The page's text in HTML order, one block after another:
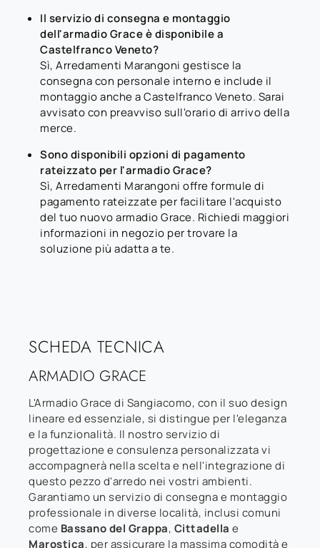
Il servizio di consegna e montaggio
dell'armadio Grace è disponibile a
Castelfranco Veneto?
Sì, Arredamenti Marangoni gestisce la
consegna con personale interno e include il
montaggio anche a Castelfranco Veneto. Sarai
avvisato con preavviso sull'orario di arrivo della
merce.
Sono disponibili opzioni di pagamento
rateizzato per l'armadio Grace?
Sì, Arredamenti Marangoni offre formule di
pagamento rateizzate per facilitare l'acquisto
del tuo nuovo armadio Grace. Richiedi maggiori
informazioni in negozio per trovare la
soluzione più adatta a te.
SCHEDA TECNICA
ARMADIO GRACE
L'Armadio Grace di Sangiacomo, con il suo design
lineare ed essenziale, si distingue per l'eleganza
e la funzionalità. Il nostro servizio di
progettazione e consulenza personalizzata vi
accompagnerà nella scelta e nell'integrazione di
questo pezzo d'arredo nei vostri ambienti.
Garantiamo un servizio di consegna e montaggio
professionale in diverse località, inclusi comuni
come Bassano del Grappa, Cittadella e
Marostica, per assicurare la massima comodità e